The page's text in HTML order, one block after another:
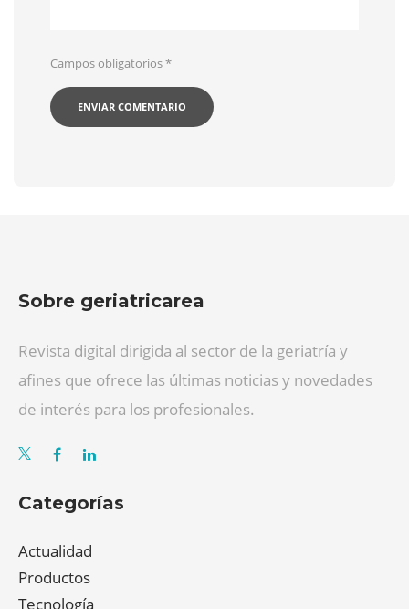
Campos obligatorios*
Sobre geriatricarea
Revista digital dirigida al sector de la geriatría y
afines que ofrece las últimas noticias y novedades
de interés para los profesionales.
Categorías
Actualidad
Productos
Tecnología